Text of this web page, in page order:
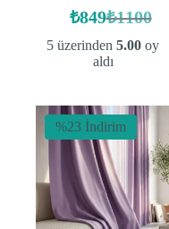
₺1100
Orijinal
fiyat:
₺1100.
₺849 Şu
andaki
fiyat:
5 üzerinden5.00 oy
aldı
%23 İndirim